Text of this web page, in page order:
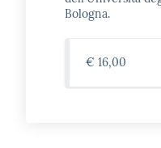
Bologna.
€ 16,00